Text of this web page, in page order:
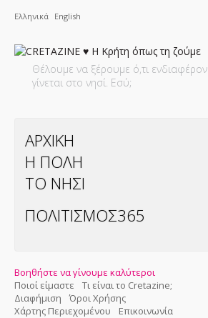
Ελληνικά English
Θέλουμε να ξέρουμε ό,τι ενδιαφέρον
γίνεται στο νησί. Εσύ;
ΑΡΧΙΚΗ
Η ΠΟΛΗ
ΤΟ ΝΗΣΙ
ΠΟΛΙΤΙΣΜΟΣ365
Βοηθήστε να γίνουμε καλύτεροι
Ποιοί είμαστε
Τι είναι το Cretazine;
Διαφήμιση
Όροι Χρήσης
Χάρτης Περιεχομένου
Επικοινωνία